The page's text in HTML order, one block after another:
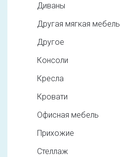
Диваны
Другая мягкая мебель
Другое
Консоли
Кресла
Кровати
Офисная мебель
Прихожие
Стеллаж